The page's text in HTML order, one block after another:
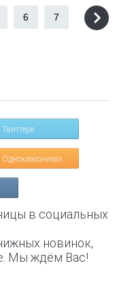
6 7
Твиттере
Одноклассниках
в социальных
новинок,
Мы ждём Вас!